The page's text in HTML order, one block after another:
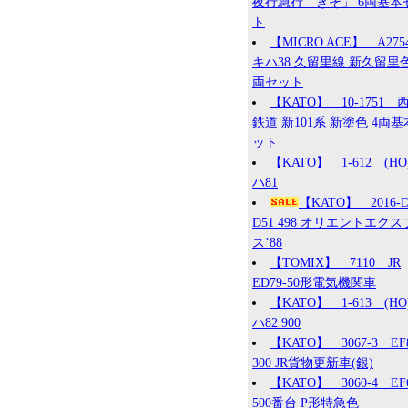
ト
【MICRO ACE】
キハ38 久留里線 新久留里
両セット
【KATO】 10-1751
鉄道 新101系 新塗色 4両基
ット
【KATO】 1-612
ハ81
【KATO】
D51 498 オリエントエクス
ス’88
【TOMIX】 7110 JR
ED79-50形電気機関車
【KATO】 1-613
ハ82 900
【KATO】 3067-3
300 JR貨物更新車(銀)
【KATO】 3060-4
500番台 P形特急色